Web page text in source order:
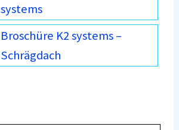
systems
Broschüre K2 systems –
Schrägdach